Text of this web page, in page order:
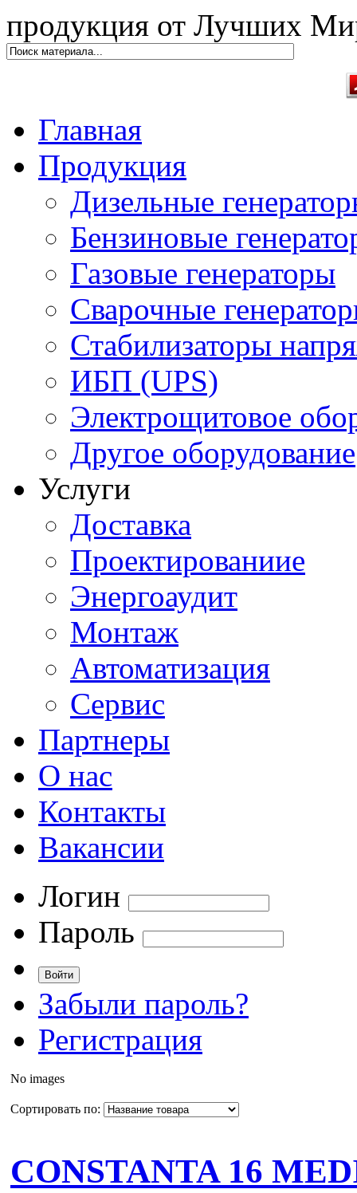
продукция от Лучших
Главная
Продукция
Дизельные
Бензиновые
Газовые генераторы
Сварочные
Стабилизаторы
ИБП (UPS)
Электрощитовое
Другое оборудование
Услуги
Доставка
Проектированиие
Энергоаудит
Монтаж
Автоматизация
Сервис
Партнеры
О нас
Контакты
Вакансии
Логин
Пароль
Забыли пароль?
Регистрация
No images
Сортировать по:
CONSTANTA 16